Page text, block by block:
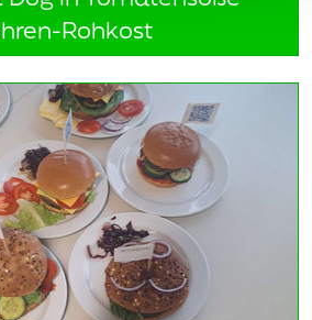
Rohkost